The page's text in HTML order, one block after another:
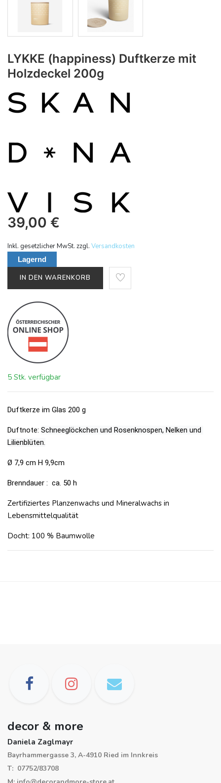
LYKKE (happiness) Duftkerze mit
Holzdeckel 200g
39,00 €
Inkl. gesetzlicher MwSt. zzgl. Versandkosten
Lagernd
IN DEN WARENKORB
5 Stk. verfügbar
Duftkerze im Glas 200 g
Duftnote: Schneeglöckchen und Rosenknospen, Nelken und
Lilienblüten.
Ø 7,9 cm H 9,9cm
Brenndauer : ca. 50 h
Zertifiziertes Planzenwachs und Mineralwachs in
Lebensmittelqualität
Docht: 100 % Baumwolle
decor & more
Daniela Zaglmayr
Bayrhammergasse 3, A-4910 Ried im Innkreis
T: 07752/83708